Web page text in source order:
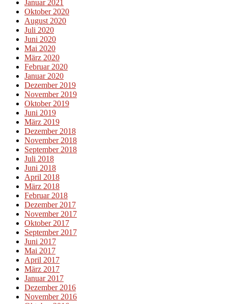
Januar 2021
Oktober 2020
August 2020
Juli 2020
Juni 2020
Mai 2020
März 2020
Februar 2020
Januar 2020
Dezember 2019
November 2019
Oktober 2019
Juni 2019
März 2019
Dezember 2018
November 2018
September 2018
Juli 2018
Juni 2018
April 2018
März 2018
Februar 2018
Dezember 2017
November 2017
Oktober 2017
September 2017
Juni 2017
Mai 2017
April 2017
März 2017
Januar 2017
Dezember 2016
November 2016